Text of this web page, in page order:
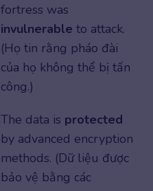
fortress was
invulnerable to attack.
(Họ tin rằng pháo đài
của họ không thể bị tấn
công.)
The data is protected
by advanced encryption
methods. (Dữ liệu được
bảo vệ bằng các